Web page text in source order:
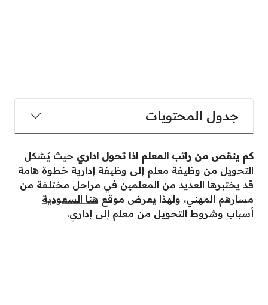
جدول المحتويات
كم ينقص من راتب المعلم اذا تحول اداري حيث يُشكل
التحويل من وظيفة معلم إلى وظيفة إدارية خطوة هامة
قد يختبرها العديد من المعلمين في مراحل مختلفة من
مسارهم المهني، ولهذا يعرض موقع هنا السعودية
أسباب وشروط التحويل من معلم إلى إداري.